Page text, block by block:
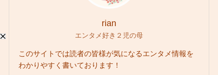
rian
エンタメ好き２児の母
このサイトでは読者の皆様が気になるエンタメ情報を
わかりやすく書いております！